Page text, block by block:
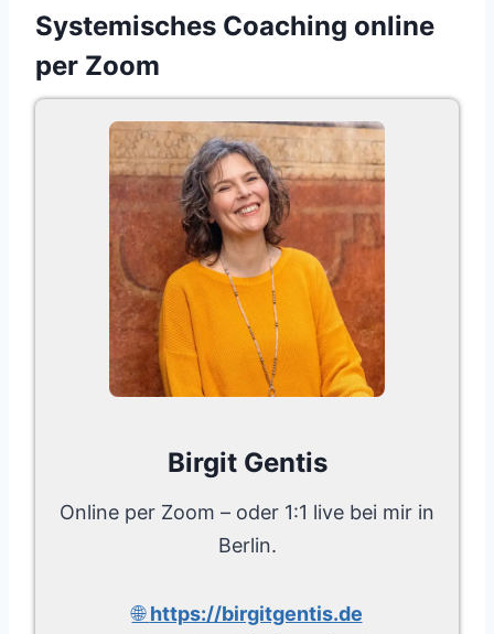
Systemisches Coaching online
per Zoom
Birgit Gentis
Online per Zoom – oder 1:1 live bei mir in
Berlin.
🌐https://birgitgentis.de